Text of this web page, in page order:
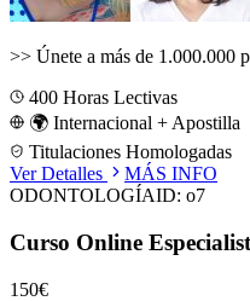
>> Únete a más de 1.000.000
400 Horas Lectivas
🌍 Internacional + Apostilla
Titulaciones Homologadas
Ver Detalles
MÁS INFO
ODONTOLOGÍAID: o7
Curso Online
150€